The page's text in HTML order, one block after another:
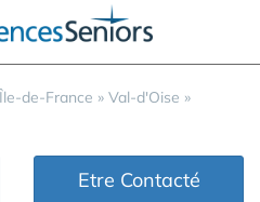
Île-de-France » Val-d'Oise »
Etre Contacté